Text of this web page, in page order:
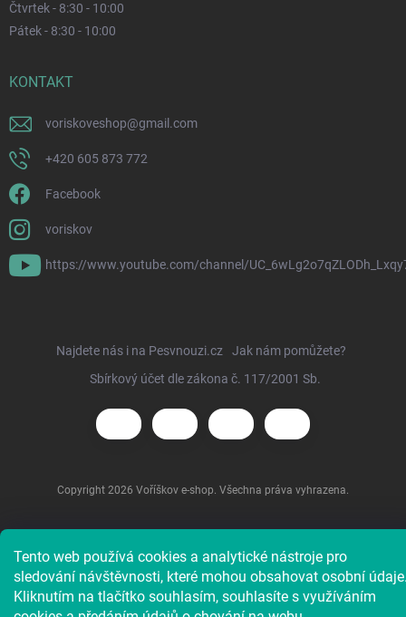
Tento web používá cookies a analytické nástroje pro
sledování návštěvnosti, které mohou obsahovat osobní
Kliknutím na tlačítko souhlasím, souhlasíte s využíváním
Čtvrtek - 8:30 - 10:00
Pátek - 8:30 - 10:00
KONTAKT
voriskoveshop@gmail.com
+420 605 873 772
Facebook
voriskov
https://www.youtube.com/channel/
Najdete nás i na Pesvnouzi.cz
Jak nám pomůžete?
Sbírkový účet dle zákona č. 117/2001 Sb.
Copyright 2026 Voříškov e-shop. Všechna práva vyhrazena.